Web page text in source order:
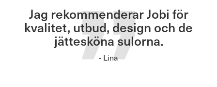
Jag rekommenderar Jobi för
kvalitet, utbud, design och de
jättesköna sulorna.
- Lina